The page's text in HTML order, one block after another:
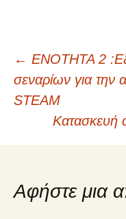
άρθρων
← ΕΝΟΤΗΤΑ 2
σεναρίων για την
STEAM
Κατασκευή
Αφήστε μια